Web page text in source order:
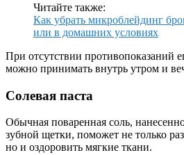
Читайте также:
Как убрать микроблейдинг
или в домашних условиях
При отсутствии противопоказаний
можно принимать внутрь утром и
Солевая паста
Обычная поваренная соль,
зубной щетки, поможет не только
но и оздоровить мягкие ткани.